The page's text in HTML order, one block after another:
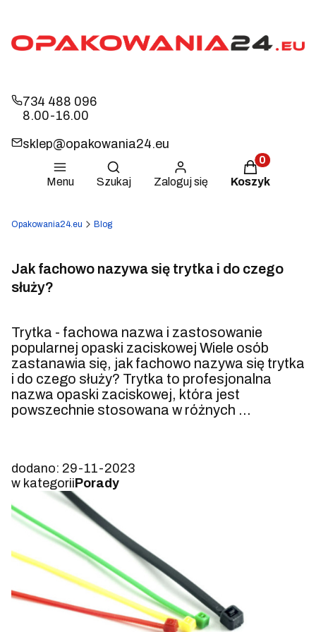
734 488 096
8.00-16.00
sklep@opakowania24.eu
Menu
Otwórz wyszukiwarkę
Szukaj Zaloguj się
Produkty w
Koszyk
Opakowania24.eu Blog
Jak fachowo nazywa się trytka i do czego
służy?
Trytka - fachowa nazwa i zastosowanie
popularnej opaski zaciskowej Wiele osób
zastanawia się, jak fachowo nazywa się trytka
i do czego służy? Trytka to profesjonalna
nazwa opaski zaciskowej, która jest
powszechnie stosowana w różnych ...
dodano: 29-11-2023
w kategoriiPorady